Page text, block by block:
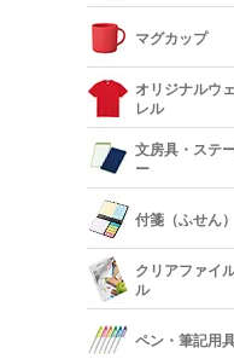
マグカップ
オリジナルウ
レル
文房具・ステ
ー
付箋（ふせん）
クリアファイ
ル
ペン・筆記用